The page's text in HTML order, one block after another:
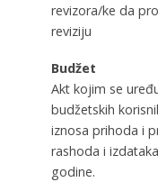
revizora/ke da
reviziju
Budžet
Akt kojim se
budžetskih
iznosa prihoda i
rashoda i
godine.